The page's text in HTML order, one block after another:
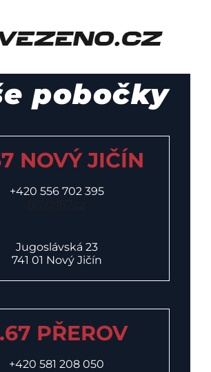
pobočky
NOVÝ JIČÍN
+420 556 702 395
Jugoslávská 23
741 01 Nový Jičín
PŘEROV
+420 581 208 050